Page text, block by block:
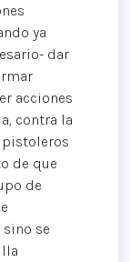
ya
dar
acciones
contra la
de que
de
se